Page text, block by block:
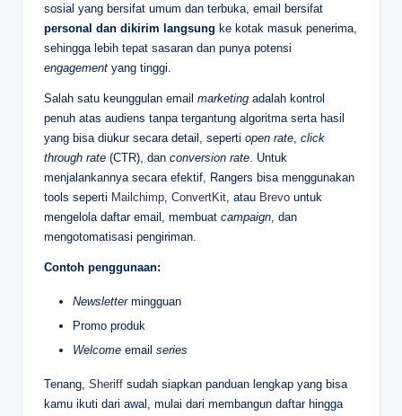
sosial yang bersifat umum dan terbuka, email bersifat
personal dan dikirim langsung ke kotak masuk penerima,
sehingga lebih tepat sasaran dan punya potensi
engagement yang tinggi.
Salah satu keunggulan email marketing adalah kontrol
penuh atas audiens tanpa tergantung algoritma serta hasil
yang bisa diukur secara detail, seperti open rate click
through rate (CTR), dan conversion rate . Untuk
menjalankannya secara efektif, Rangers bisa menggunakan
tools seperti Mailchimp ConvertKit , atau Brevo untuk
mengelola daftar email, membuat campaign , dan
mengotomatisasi pengiriman.
Contoh penggunaan:
Newsletter mingguan
Promo produk
Welcome email series
Tenang, Sheriff sudah siapkan panduan lengkap yang bisa
kamu ikuti dari awal, mulai dari membangun daftar hingga